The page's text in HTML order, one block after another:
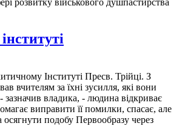
розвитку військового душпастирства
Інституті Пресв. Трійці. З
вчителям за їхні зусилля, які вони
владика, - людина відкриває
виправити її помилки, спасає, але
подобу Первообразу через